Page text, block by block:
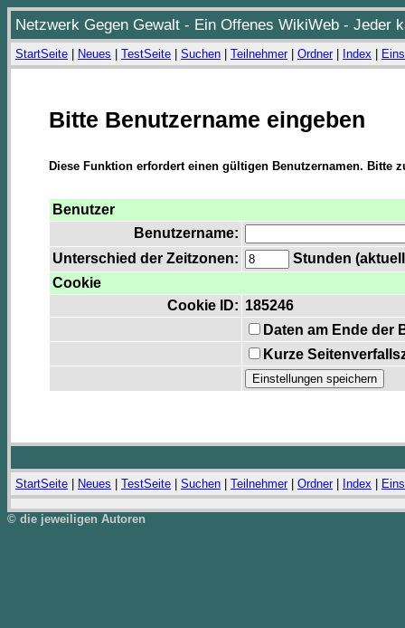
Netzwerk Gegen Gewalt - Ein Offenes WikiWeb - Jeder
StartSeite Neues TestSeite Suchen Teilnehmer| Ordner| Index
Bitte Benutzername eingeben
Diese Funktion erfordert einen gültigen Benutzernamen. Bitte
Benutzer
Benutzername:
Unterschied der Zeitzonen:
Stunden
Cookie
Cookie ID: 185246
Daten am Ende der
Kurze
StartSeite Neues TestSeite Suchen Teilnehmer| Ordner| Index
© die jeweiligen Autoren